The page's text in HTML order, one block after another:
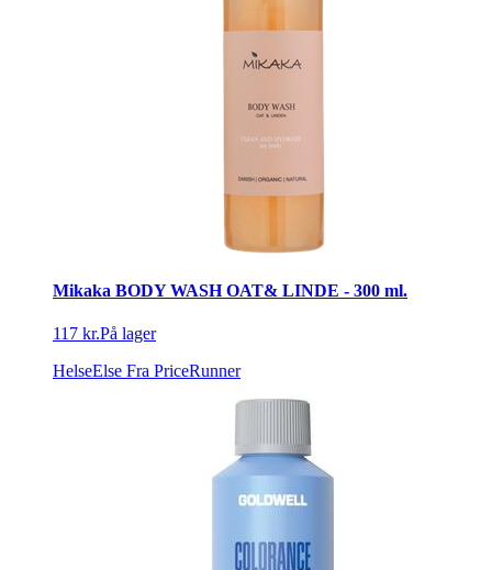
Mikaka BODY WASH OAT& LINDE - 300 ml.
117 kr.På lager
HelseElse Fra PriceRunner